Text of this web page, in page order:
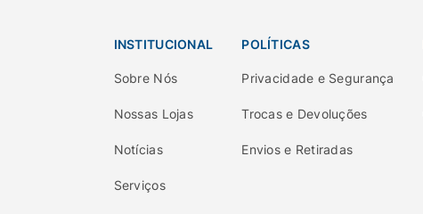
INSTITUCIONAL
Sobre Nós
Nossas Lojas
Notícias
Serviços
POLÍTICAS
Privacidade e Segurança
Trocas e Devoluções
Envios e Retiradas